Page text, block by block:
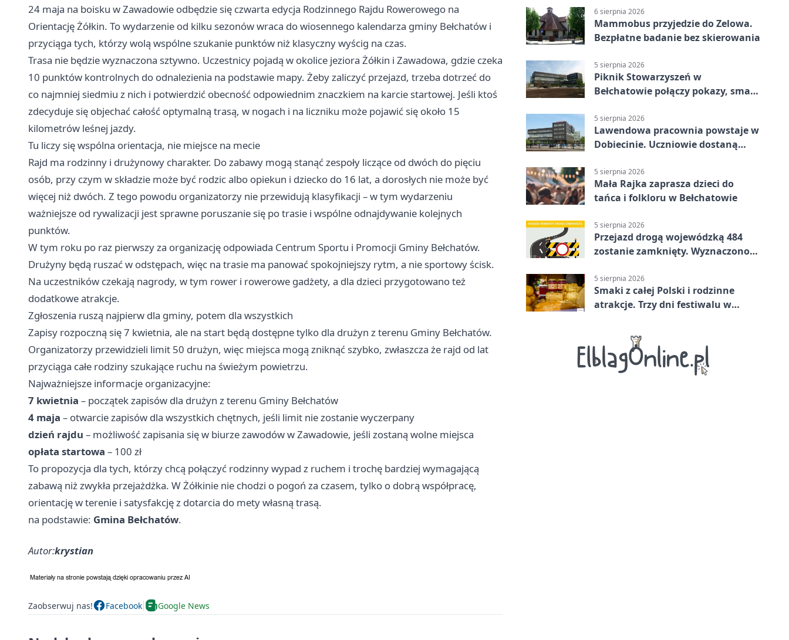
24 maja na boisku w Zawadowie odbędzie się czwarta edycja Rodzinnego Rajdu Rowerowego na
Orientację Żółkin. To wydarzenie od kilku sezonów wraca do wiosennego kalendarza gminy Bełchatów i
przyciąga tych, którzy wolą wspólne szukanie punktów niż klasyczny wyścig na czas.
Trasa nie będzie wyznaczona sztywno. Uczestnicy pojadą w okolice jeziora Żółkin i Zawadowa, gdzie czeka
10 punktów kontrolnych do odnalezienia na podstawie mapy. Żeby zaliczyć przejazd, trzeba dotrzeć do
co najmniej siedmiu z nich i potwierdzić obecność odpowiednim znaczkiem na karcie startowej. Jeśli ktoś
zdecyduje się objechać całość optymalną trasą, w nogach i na liczniku może pojawić się około 15
kilometrów leśnej jazdy.
Tu liczy się wspólna orientacja, nie miejsce na mecie
Rajd ma rodzinny i drużynowy charakter. Do zabawy mogą stanąć zespoły liczące od dwóch do pięciu
osób, przy czym w składzie może być rodzic albo opiekun i dziecko do 16 lat, a dorosłych nie może być
więcej niż dwóch. Z tego powodu organizatorzy nie przewidują klasyfikacji – w tym wydarzeniu
ważniejsze od rywalizacji jest sprawne poruszanie się po trasie i wspólne odnajdywanie kolejnych
punktów.
W tym roku po raz pierwszy za organizację odpowiada Centrum Sportu i Promocji Gminy Bełchatów.
Drużyny będą ruszać w odstępach, więc na trasie ma panować spokojniejszy rytm, a nie sportowy ścisk.
Na uczestników czekają nagrody, w tym rower i rowerowe gadżety, a dla dzieci przygotowano też
dodatkowe atrakcje.
Zgłoszenia ruszą najpierw dla gminy, potem dla wszystkich
Zapisy rozpoczną się 7 kwietnia, ale na start będą dostępne tylko dla drużyn z terenu Gminy Bełchatów.
Organizatorzy przewidzieli limit 50 drużyn, więc miejsca mogą zniknąć szybko, zwłaszcza że rajd od lat
przyciąga całe rodziny szukające ruchu na świeżym powietrzu.
Najważniejsze informacje organizacyjne:
7 kwietnia – początek zapisów dla drużyn z terenu Gminy Bełchatów
4 maja – otwarcie zapisów dla wszystkich chętnych, jeśli limit nie zostanie wyczerpany
dzień rajdu – możliwość zapisania się w biurze zawodów w Zawadowie, jeśli zostaną wolne miejsca
opłata startowa – 100 zł
To propozycja dla tych, którzy chcą połączyć rodzinny wypad z ruchem i trochę bardziej wymagającą
zabawą niż zwykła przejażdżka. W Żółkinie nie chodzi o pogoń za czasem, tylko o dobrą współpracę,
orientację w terenie i satysfakcję z dotarcia do mety własną trasą.
na podstawie: Gmina Bełchatów.
Autor:krystian
Zaobserwuj nas! Facebook Google News
6 sierpnia 2026
Mammobus przyjedzie do Zelowa.
Bezpłatne badanie bez skierowania
5 sierpnia 2026
Piknik Stowarzyszeń w
Bełchatowie połączy pokazy, smaki
5 sierpnia 2026
Lawendowa pracownia powstaje w
Dobiecinie. Uczniowie dostaną
5 sierpnia 2026
Mała Rajka zaprasza dzieci do
tańca i folkloru w Bełchatowie
5 sierpnia 2026
Przejazd drogą wojewódzką 484
zostanie zamknięty. Wyznaczono
5 sierpnia 2026
Smaki z całej Polski i rodzinne
atrakcje. Trzy dni festiwalu w